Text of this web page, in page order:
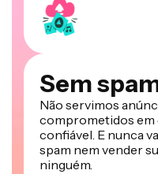
Sem
Não servimos
comprometidos em
confiável. E nunca
spam nem vender
ninguém.